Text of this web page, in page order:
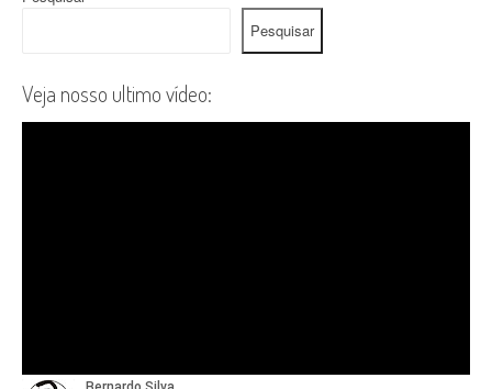
Pesquisar
Veja nosso ultimo vídeo: